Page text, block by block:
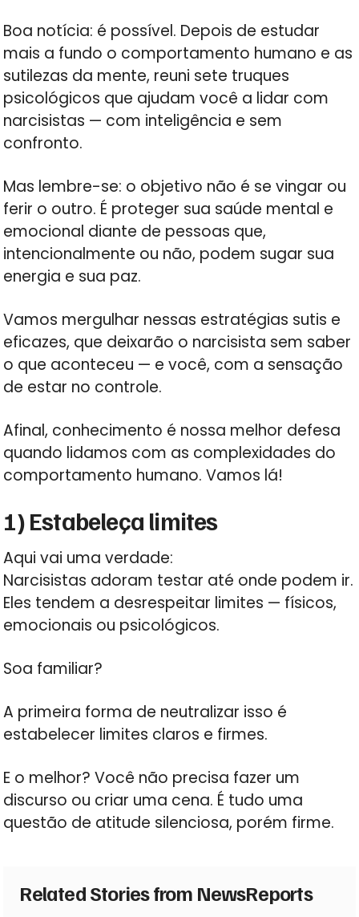
Boa notícia: é possível. Depois de estudar
mais a fundo o comportamento humano e as
sutilezas da mente, reuni sete truques
psicológicos que ajudam você a lidar com
narcisistas — com inteligência e sem
confronto.
Mas lembre-se: o objetivo não é se vingar ou
ferir o outro. É proteger sua saúde mental e
emocional diante de pessoas que,
intencionalmente ou não, podem sugar sua
energia e sua paz.
Vamos mergulhar nessas estratégias sutis e
eficazes, que deixarão o narcisista sem saber
o que aconteceu — e você, com a sensação
de estar no controle.
Afinal, conhecimento é nossa melhor defesa
quando lidamos com as complexidades do
comportamento humano. Vamos lá!
1) Estabeleça limites
Aqui vai uma verdade:
Narcisistas adoram testar até onde podem ir.
Eles tendem a desrespeitar limites — físicos,
emocionais ou psicológicos.
Soa familiar?
A primeira forma de neutralizar isso é
estabelecer limites claros e firmes.
E o melhor? Você não precisa fazer um
discurso ou criar uma cena. É tudo uma
questão de atitude silenciosa, porém firme.
Related Stories from NewsReports